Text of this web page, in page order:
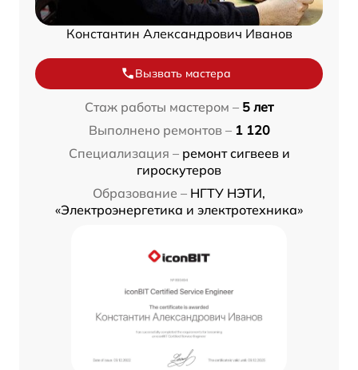
Константин Александрович Иванов
Вызвать мастера
Стаж работы мастером – 5 лет
Выполнено ремонтов – 1 120
Специализация – ремонт сигвеев и
гироскутеров
Образование – НГТУ НЭТИ,
«Электроэнергетика и электротехника»